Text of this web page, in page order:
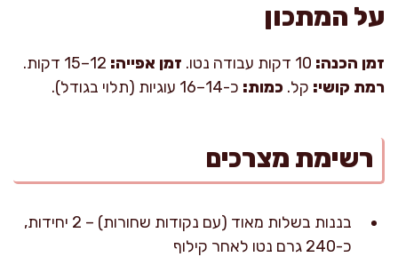
על המתכון
זמן הכנה: זמן אפייה:
רמת קושי: קל. כמות: כ-14–16 עוגיות (תלוי בגודל).
רשימת מצרכים
בננות בשלות מאוד (עם נקודות שחורות) – 2 יחידות,
כ-240 גרם נטו לאחר קילוף